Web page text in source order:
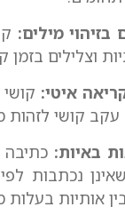
בזיהוי מילים:
וצלילים בזמן
איטי:
עקב קושי לזהות
באיות: כתיבה
נכתבות
אותיות